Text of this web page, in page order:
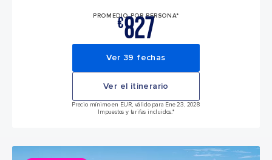
PROMEDIO POR PERSONA*
€827
Ver 39 fechas
Ver el itinerario
Precio mínimo en EUR, válido para Ene 23, 2028
Impuestos y tarifas incluidos.*